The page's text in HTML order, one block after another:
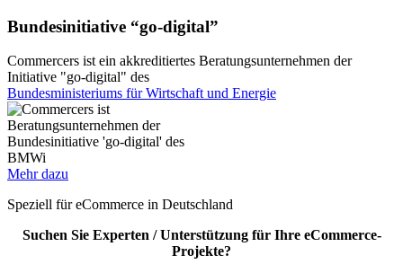
Bundesinitiative “go-digital”
Commercers ist ein akkreditiertes Beratungsunternehmen der
Initiative "go-digital" des
Bundesministeriums für Wirtschaft und Energie
Mehr dazu
Speziell für eCommerce in Deutschland
Suchen Sie Experten / Unterstützung für Ihre eCommerce-
Projekte?